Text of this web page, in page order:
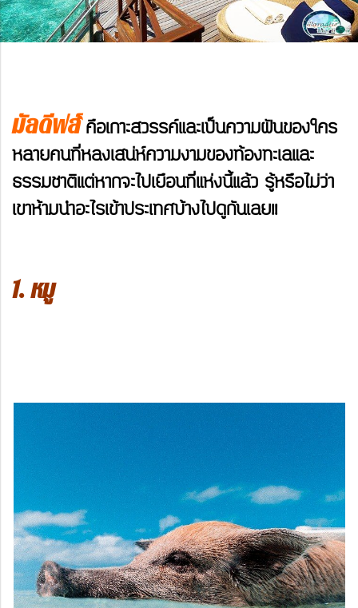
มัลดีฟส์ คือเกาะสวรรค์และเป็นความฝันของใคร
หลายคนที่หลงเสน่ห์ความงามของท้องทะเลและ
ธรรมชาติแต่หากจะไปเยือนที่แห่งนี้แล้ว รู้หรือไม่ว่า
เขาห้ามนำอะไรเข้าประเทศบ้างไปดูกันเลย!!
1. หมู